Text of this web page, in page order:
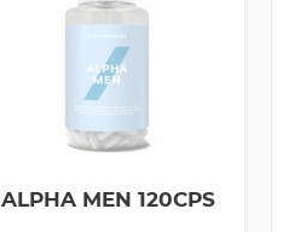
ALPHA MEN 120CPS